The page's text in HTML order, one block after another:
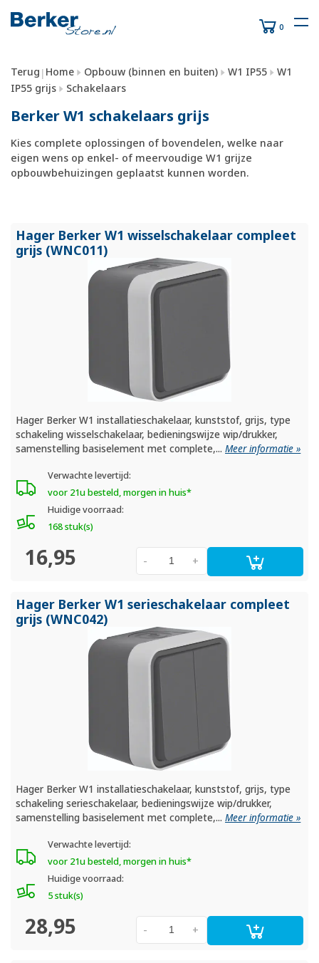
0
Terug | Home Opbouw (binnen en buiten) W1 IP55
W1
IP55 grijs
Schakelaars
Berker W1 schakelaars grijs
Kies complete oplossingen of bovendelen, welke naar
eigen wens op enkel- of meervoudige W1 grijze
opbouwbehuizingen geplaatst kunnen worden.
Hager Berker W1 wisselschakelaar compleet
grijs (WNC011)
Hager Berker W1 installatieschakelaar, kunststof, grijs, type
schakeling wisselschakelaar, bedieningswijze wip/drukker,
samenstelling basiselement met complete,...Meer informatie »
Verwachte levertijd:
voor 21u besteld, morgen in huis*
Huidige voorraad:
168 stuk(s)
16,95 +
-
Hager Berker W1 serieschakelaar compleet
grijs (WNC042)
Hager Berker W1 installatieschakelaar, kunststof, grijs, type
schakeling serieschakelaar, bedieningswijze wip/drukker,
samenstelling basiselement met complete,...Meer informatie »
Verwachte levertijd:
voor 21u besteld, morgen in huis*
Huidige voorraad:
5 stuk(s)
28,95 +
-